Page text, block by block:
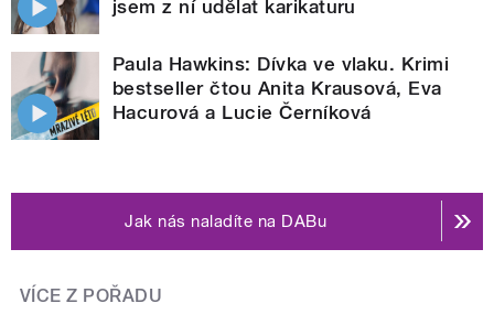
jsem z ní udělat karikaturu
Paula Hawkins: Dívka ve vlaku. Krimi
bestseller čtou Anita Krausová, Eva
Hacurová a Lucie Černíková
Jak nás naladíte na DABu
VÍCE Z POŘADU